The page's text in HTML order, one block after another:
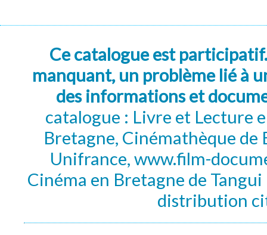
Ce catalogue est
manquant, un problème lié à
des informations et
catalogue : Livre et Lecture
Bretagne, Cinémathèque de
Unifrance, www.film-
Cinéma en Bretagne de
distribution